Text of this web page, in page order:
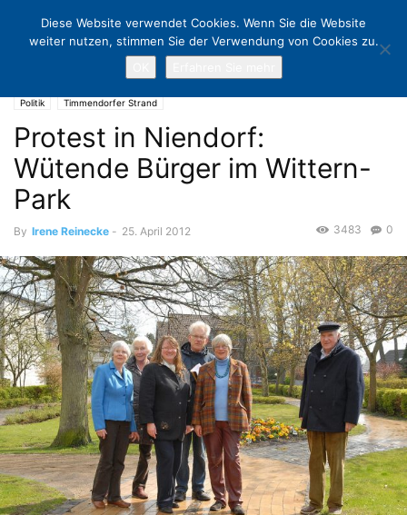
Politik Timmendorfer Strand
Protest in Niendorf:
Wütende Bürger im Wittern-
Park
By Irene Reinecke - 25. April 2012 0
3483
Diese Website verwendet Cookies. Wenn Sie die Website
weiter nutzen, stimmen Sie der Verwendung von Cookies zu.